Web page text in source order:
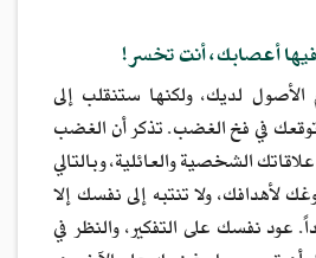
لديك، ولكنها ستنقلب إلى
في فخ الغضب. تذكر أن الغضب
الشخصية والعائلية، وبالتالي
ولا تنتبه إلى نفسك إلا
نفسك على التفكير، والنظر في